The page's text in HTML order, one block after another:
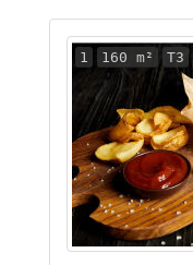
1 160 m² T3